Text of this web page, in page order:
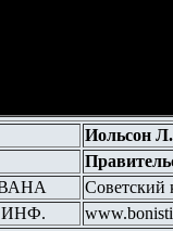
Иольсон Л.
Советский